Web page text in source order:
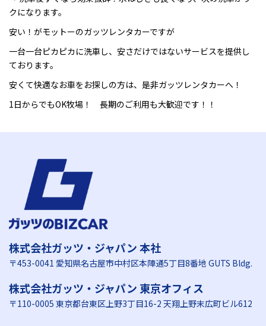
クになります。
安い！がモットーのガッツレンタカーですが
一台一台ピカピカに洗車し、安さだけではないサービスを提供し
ております。
安くて快適なお車をお探しの方は、是非ガッツレンタカーへ！
1日からでもOK牧場！ 長期のご利用も大歓迎です！！
株式会社ガッツ・ジャパン 本社
〒453-0041 愛知県名古屋市中村区本陣通5丁目8番地 GUTS Bldg.
株式会社ガッツ・ジャパン 東京オフィス
〒110-0005 東京都台東区上野3丁目16-2 天翔上野末広町ビル612